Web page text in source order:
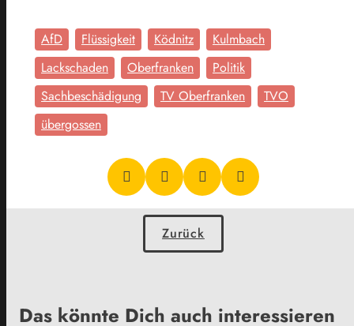
AfD Flüssigkeit Ködnitz
Kulmbach
Lackschaden
Oberfranken
Politik
Sachbeschädigung
TV Oberfranken
TVO
übergossen
Zurück
Das könnte Dich auch interessieren